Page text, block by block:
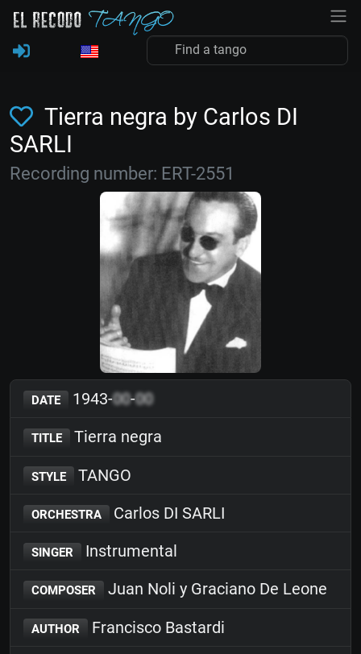
Tierra negra by Carlos DI
SARLI
Recording number: ERT-2551
DATE 1943-00-00
TITLE Tierra negra
STYLE TANGO
ORCHESTRA Carlos DI SARLI
SINGER Instrumental
COMPOSER Juan Noli y Graciano De Leone
AUTHOR Francisco Bastardi